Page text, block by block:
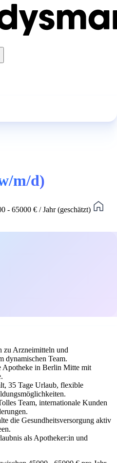
m/d)
- 65000 € / Jahr (geschätzt)
zu Arzneimitteln und
dynamischen Team.
Apotheke in Berlin Mitte mit
35 Tage Urlaub, flexible
Team, internationale Kunden
die Gesundheitsversorgung aktiv
als Apotheker:in und